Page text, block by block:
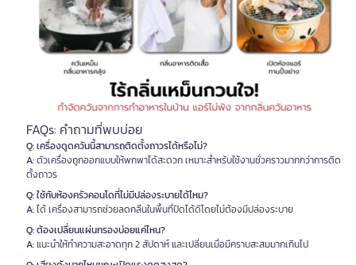
FAQs: คำถามที่พบบ่อย
Q: เครื่องดูดควันนี้สามารถติดตั้งถาวรได้หรือไม่?
A:ตัวเครื่องถูกออกแบบให้พกพาได้สะดวก เหมาะสำหรับใช้งานชั่วคราวมากกว่าการติด
ตั้งถาวร
Q: ใช้กับห้องครัวคอนโดที่ไม่มีปล่องระบายได้ไหม?
A:ได้ เครื่องสามารถช่วยลดกลิ่นในพื้นที่ปิดได้ดีโดยไม่ต้องมีปล่องระบาย
Q: ต้องเปลี่ยนแผ่นกรองบ่อยแค่ไหน?
A:แนะนำให้ทำความสะอาดทุก 2 สัปดาห์ และเปลี่ยนเมื่อมีคราบสะสมมากเกินไป